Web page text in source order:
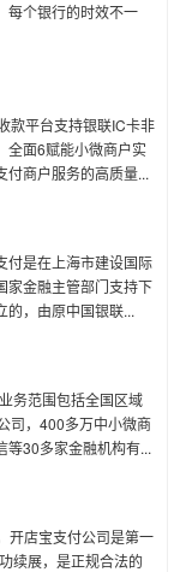
每个银行的时效不一
款平台支持银联IC卡非
全面6赋能小微商户实
付商户服务的高质量...
付是在上海市建设国际
家金融主管部门支持下
的，由原中国银联...
务范围包括全国区域
司，400多万中小微商
等30多家金融机构有...
开店宝支付公司是第一
续展，是正规合法的